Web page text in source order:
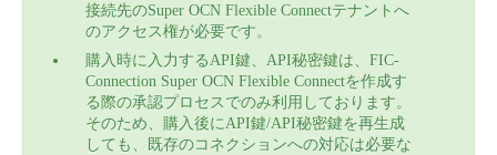
- Flexible Remote Access
接続先のSuper OCN Flexible Connectテナントへ
のアクセス権が必要です。
購入時に入力するAPI鍵、API秘密鍵は、FIC-
Connection Super OCN Flexible Connectを作成す
る際の承認プロセスでのみ利用しております。
そのため、購入後にAPI鍵/API秘密鍵を再生成
しても、既存のコネクションへの対応は必要な